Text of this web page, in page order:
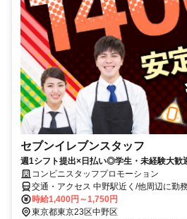
セブンイレブンスタッフ
週1シフト提出×日払い◎学生・未経験大
コンビニスタッフプロモーション
交通・アクセス 中野駅近く/他周辺に勤
時給1,400円～1,750円
東京都東京23区中野区